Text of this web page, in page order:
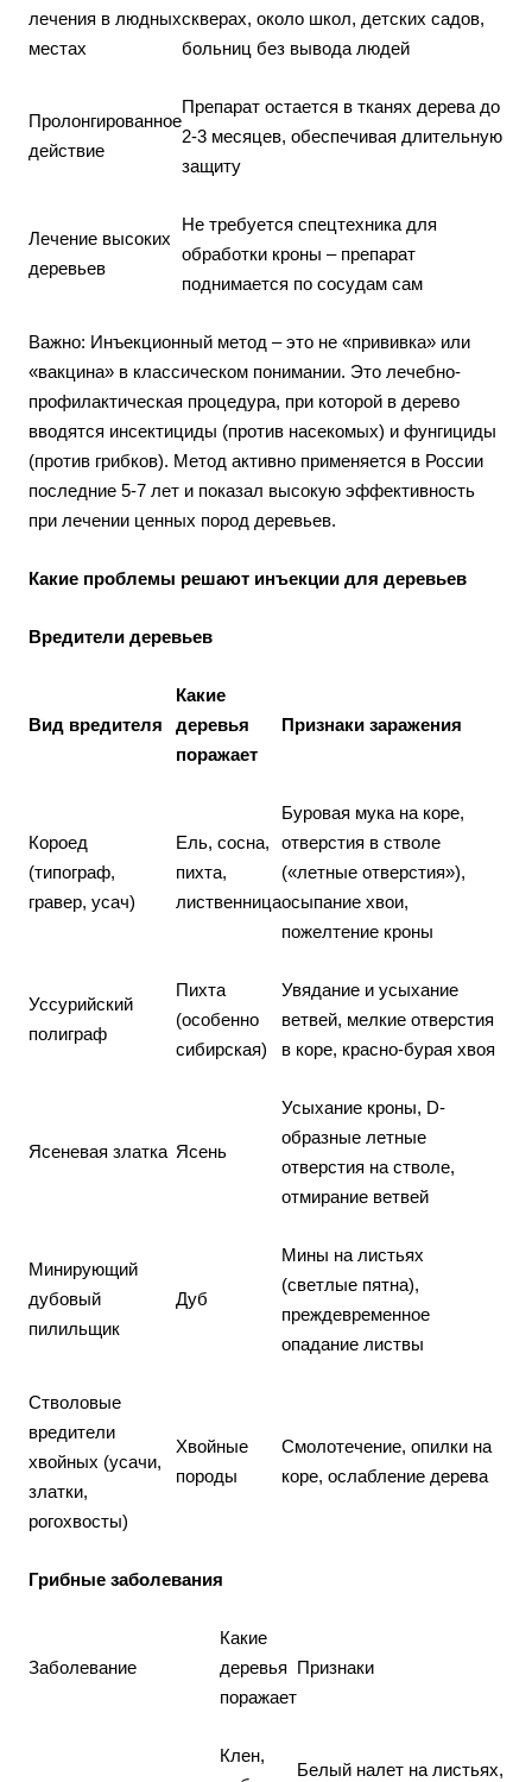
лечения в людных
местах
скверах, около школ, детских садов,
больниц без вывода людей
Пролонгированное
действие
Препарат остается в тканях дерева до
2-3 месяцев, обеспечивая длительную
защиту
Лечение высоких
деревьев
Не требуется спецтехника для
обработки кроны – препарат
поднимается по сосудам сам
Важно: Инъекционный метод – это не «прививка» или
«вакцина» в классическом понимании. Это лечебно-
профилактическая процедура, при которой в дерево
вводятся инсектициды (против насекомых) и фунгициды
(против грибков). Метод активно применяется в России
последние 5-7 лет и показал высокую эффективность
при лечении ценных пород деревьев.
Какие проблемы решают инъекции для деревьев
Вредители деревьев
Вид вредителя
Какие
деревья
поражает
Признаки заражения
Короед
(типограф,
гравер, усач)
Ель, сосна,
пихта,
лиственница
Буровая мука на коре,
отверстия в стволе
(«летные отверстия»),
осыпание хвои,
пожелтение кроны
Уссурийский
полиграф
Пихта
(особенно
сибирская)
Увядание и усыхание
ветвей, мелкие отверстия
в коре, красно-бурая хвоя
Ясеневая златка Ясень
Усыхание кроны, D-
образные летные
отверстия на стволе,
отмирание ветвей
Минирующий
дубовый
пилильщик
Дуб
Мины на листьях
(светлые пятна),
преждевременное
опадание листвы
Стволовые
вредители
хвойных (усачи,
златки,
рогохвосты)
Хвойные
породы
Смолотечение, опилки на
коре, ослабление дерева
Грибные заболевания
Заболевание
Какие
деревья
поражает
Признаки
Клен,
Белый налет на листьях,